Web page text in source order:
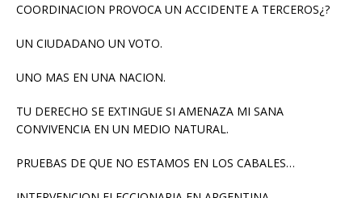
COORDINACION PROVOCA UN ACCIDENTE A TERCEROS¿?
UN CIUDADANO UN VOTO.
UNO MAS EN UNA NACION.
TU DERECHO SE EXTINGUE SI AMENAZA MI SANA
CONVIVENCIA EN UN MEDIO NATURAL.
PRUEBAS DE QUE NO ESTAMOS EN LOS CABALES…